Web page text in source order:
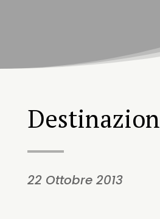
22 Ottobre 2013